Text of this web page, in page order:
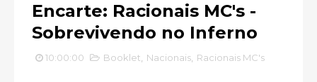
Encarte: Racionais MC's -
Sobrevivendo no Inferno
10:00:00 Booklet Nacionais Racionais MC's